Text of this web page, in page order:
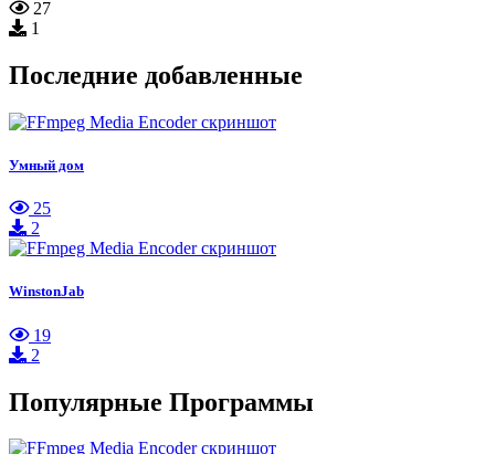
27
1
Последние добавленные
Умный дом
25
2
WinstonJab
19
2
Популярные Программы